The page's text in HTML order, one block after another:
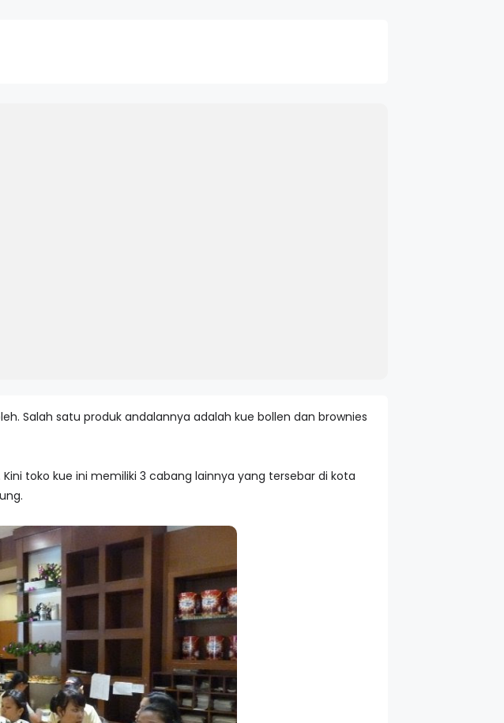
Salah satu produk andalannya adalah kue bollen dan brownies
Kini toko kue ini memiliki 3 cabang lainnya yang tersebar di kota